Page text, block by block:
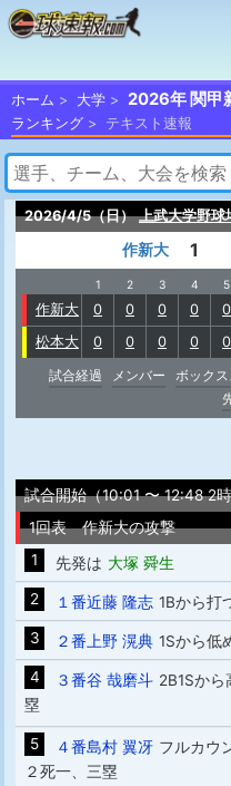
ホーム 大学 2026年 関甲
ランキング
テキスト速報
2026/4/5（日） 上武大学野球
作新大 1
1 2 3 4 5
作新大 0 0 0 0 0
松本大
0 0 0 0 0
試合経過
メンバー ボック
試合開始（10:01 〜 12:48 2
1回表 作新大の攻撃
1
先発は 大塚 舜生
2
１番近藤 隆志 1Bから
3
２番上野 滉典 1Sから低
4
３番谷 哉磨斗 2B1Sか
塁
5 ４番島村 翼冴 フルカウ
２死一、三塁